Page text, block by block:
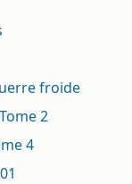
froide
2
4